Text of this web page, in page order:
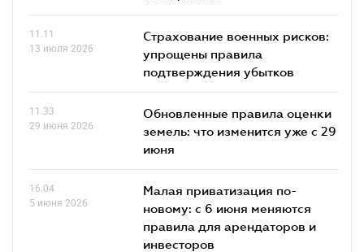
11.11
13 июля 2026
Страхование военных рисков:
упрощены правила
подтверждения убытков
11.33
29 июня 2026
Обновленные правила оценки
земель: что изменится уже с 29
июня
16.04
5 июня 2026
Малая приватизация по-
новому: с 6 июня меняются
правила для арендаторов и
инвесторов